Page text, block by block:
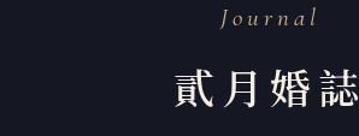
Journal
貳月婚誌